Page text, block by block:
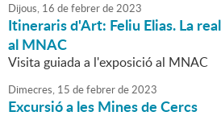
Dijous, 16 defebrerde2023
Itineraris d'Art: Feliu Elias. La
al MNAC
Visita guiada a l'exposició al MNAC
Dimecres, 15 defebrerde2023
Excursió a les Mines de Cercs